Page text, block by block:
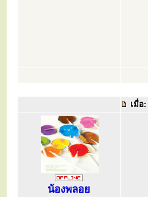
เมื่อ:
น้องพลอย